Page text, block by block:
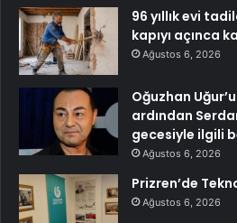
96 yıllık evi
kapıyı açınca
Ağustos 6, 2026
Oğuzhan
ardından
gecesiyle ilgili
Ağustos 6, 2026
Prizren’de
Ağustos 6, 2026